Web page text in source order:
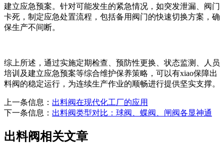
建立应急预案。针对可能发生的紧急情况，如突发泄漏、阀门
卡死，制定应急处置流程，包括备用阀门的快速切换方案，确
保生产不间断。
综上所述，通过实施定期检查、预防性更换、状态监测、人员
培训及建立应急预案等综合维护保养策略，可以有xiao保障出
料阀的稳定运行，为连续生产作业的顺畅进行提供坚实支撑。
上一条信息： 出料阀在现代化工厂的应用
下一条信息： 出料阀类型对比：球阀、蝶阀、闸阀各显神通
出料阀相关文章